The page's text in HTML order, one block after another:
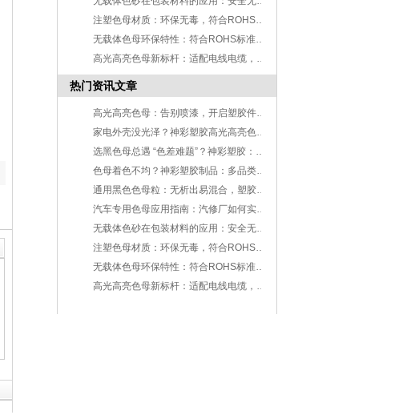
注塑色母材质：环保无毒，符合ROHS标准，安全可靠-神彩塑胶制品有限公司
无载体色母环保特性：符合ROHS标准，让您出口无忧-神彩塑胶制品有限公司
高光高亮色母新标杆：适配电线电缆，低烟无卤阻燃更安心
热门资讯文章
高光高亮色母：告别喷漆，开启塑胶件美学革命
家电外壳没光泽？神彩塑胶高光高亮色母：一键解锁镜面质感
选黑色母总遇 “色差难题”？神彩塑胶：从原料到工艺，解决 3 大核心痛点
色母着色不均？神彩塑胶制品：多品类色母，适配不同塑胶加工需求
通用黑色色母粒：无析出易混合，塑胶加工着色的优选方案-东莞市神彩塑胶制品有限公司
汽车专用色母应用指南：汽修厂如何实现高效、精准的补漆调色方案-东莞市神彩塑胶制品有限公司
无载体色砂在包装材料的应用：安全无迁移，为食品健康保驾护航-神彩塑胶制品有限公司
注塑色母材质：环保无毒，符合ROHS标准，安全可靠-神彩塑胶制品有限公司
无载体色母环保特性：符合ROHS标准，让您出口无忧-神彩塑胶制品有限公司
高光高亮色母新标杆：适配电线电缆，低烟无卤阻燃更安心